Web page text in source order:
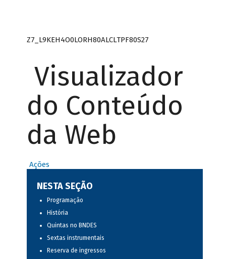
Z7_L9KEH4O0LORH80ALCLTPF80S27
Visualizador
do Conteúdo
da Web
Ações
NESTA SEÇÃO
Programação
História
Quintas no BNDES
Sextas instrumentais
Reserva de ingressos